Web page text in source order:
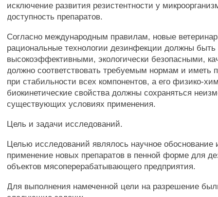
исключение развития резистентности у
доступность препаратов.
Согласно международным правилам, новые
рациональные технологии дезинфекции должны быть
высокоэффективными, экологически безопасными,
должно соответствовать требуемым нормам и иметь
при стабильности всех компонентов, а его физико-
биокинетические свойства должны сохраняться
существующих условиях применения.
Цель и задачи исследований.
Целью исследований являлось научное обоснование
применение новых препаратов в пенной форме для
объектов мясоперерабатывающего предприятия.
Для выполнения намеченной цели на разрешение